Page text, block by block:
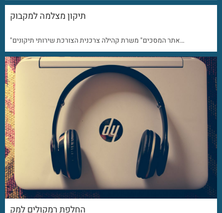
תיקון מצלמה למקבוק
"אתר המסכים" משרת קהילה צרכנית הצורכת שירותי תיקונים…
החלפת רמקולים למק